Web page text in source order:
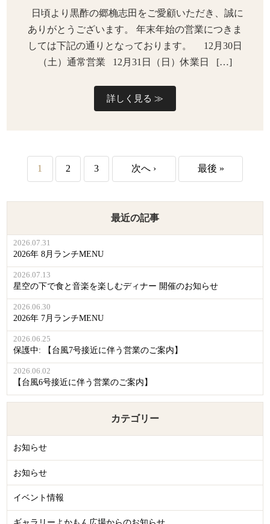
日頃より黒酢の郷桷志田をご愛顧いただき、誠に
ありがとうございます。 年末年始の営業につきま
しては下記の通りとなっております。 12月30日
（土）通常営業 12月31日（日）休業日 […]
詳しく見る ≫
1 2 3 次へ › 最後 »
最近の記事
2026年 8月ランチMENU
2026.07.31
星空の下で食と音楽を楽しむディナー 開催のお知らせ
2026.07.13
2026年 7月ランチMENU
2026.06.30
保護中: 【台風7号接近に伴う営業のご案内】
2026.06.25
【台風6号接近に伴う営業のご案内】
2026.06.02
カテゴリー
お知らせ
お知らせ
イベント情報